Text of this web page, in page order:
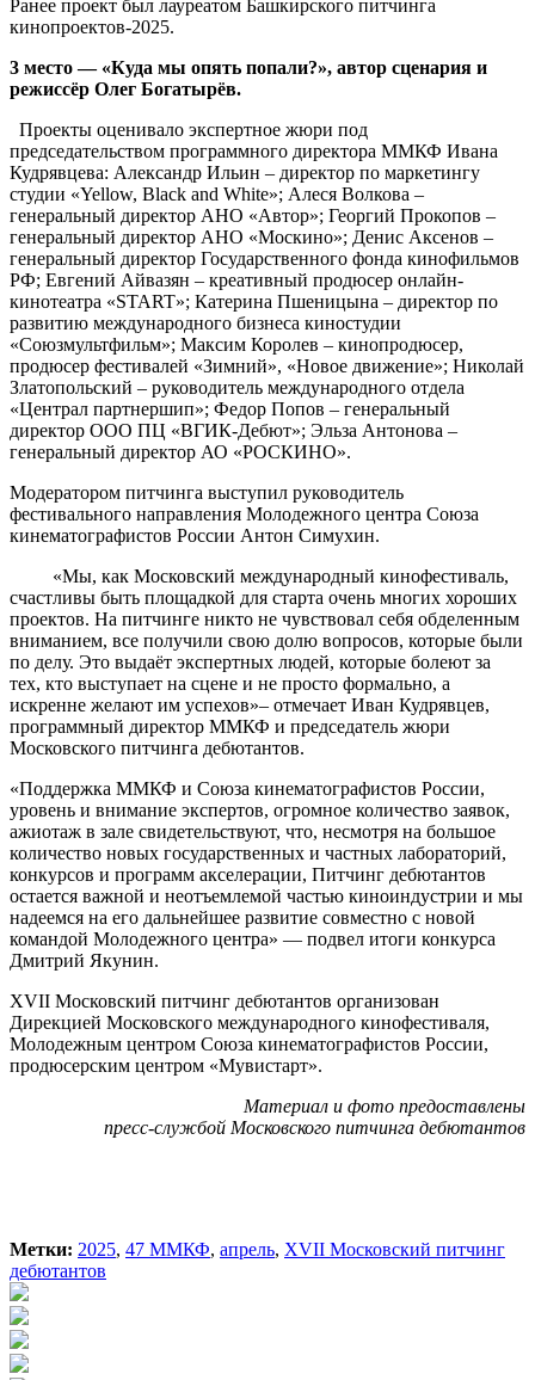
Ранее проект был лауреатом Башкирского питчинга
кинопроектов-2025.
3 место — «Куда мы опять попали?», автор сценария и
режиссёр Олег Богатырёв.
Проекты оценивало экспертное жюри под
председательством программного директора ММКФ Ивана
Кудрявцева: Александр Ильин – директор по маркетингу
студии «Yellow, Black and White»; Алеся Волкова –
генеральный директор АНО «Автор»; Георгий Прокопов –
генеральный директор АНО «Москино»; Денис Аксенов –
генеральный директор Государственного фонда кинофильмов
РФ; Евгений Айвазян – креативный продюсер онлайн-
кинотеатра «START»; Катерина Пшеницына – директор по
развитию международного бизнеса киностудии
«Союзмультфильм»; Максим Королев – кинопродюсер,
продюсер фестивалей «Зимний», «Новое движение»; Николай
Златопольский – руководитель международного отдела
«Централ партнершип»; Федор Попов – генеральный
директор ООО ПЦ «ВГИК-Дебют»; Эльза Антонова –
генеральный директор АО «РОСКИНО».
Модератором питчинга выступил руководитель
фестивального направления Молодежного центра Союза
кинематографистов России Антон Симухин.
«Мы, как Московский международный кинофестиваль,
счастливы быть площадкой для старта очень многих хороших
проектов. На питчинге никто не чувствовал себя обделенным
вниманием, все получили свою долю вопросов, которые были
по делу. Это выдаёт экспертных людей, которые болеют за
тех, кто выступает на сцене и не просто формально, а
искренне желают им успехов»– отмечает Иван Кудрявцев,
программный директор ММКФ и председатель жюри
Московского питчинга дебютантов.
«Поддержка ММКФ и Союза кинематографистов России,
уровень и внимание экспертов, огромное количество заявок,
ажиотаж в зале свидетельствуют, что, несмотря на большое
количество новых государственных и частных лабораторий,
конкурсов и программ акселерации, Питчинг дебютантов
остается важной и неотъемлемой частью киноиндустрии и мы
надеемся на его дальнейшее развитие совместно с новой
командой Молодежного центра» — подвел итоги конкурса
Дмитрий Якунин.
ХVII Московский питчинг дебютантов организован
Дирекцией Московского международного кинофестиваля,
Молодежным центром Союза кинематографистов России,
продюсерским центром «Мувистарт».
Материал и фото предоставлены
пресс-службой Московского питчинга дебютантов
Метки: 2025, 47 ММКФ, апрель, ХVII Московский питчинг
дебютантов